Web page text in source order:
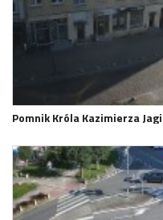
Pomnik Króla Kazimierza